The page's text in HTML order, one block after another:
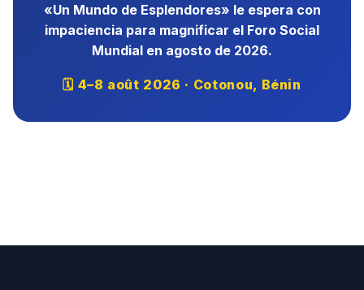
«Un Mundo de Esplendores» le espera con
impaciencia para magnificar el Foro Social
Mundial en agosto de 2026.
🗓 4–8 août 2026 · Cotonou, Bénin